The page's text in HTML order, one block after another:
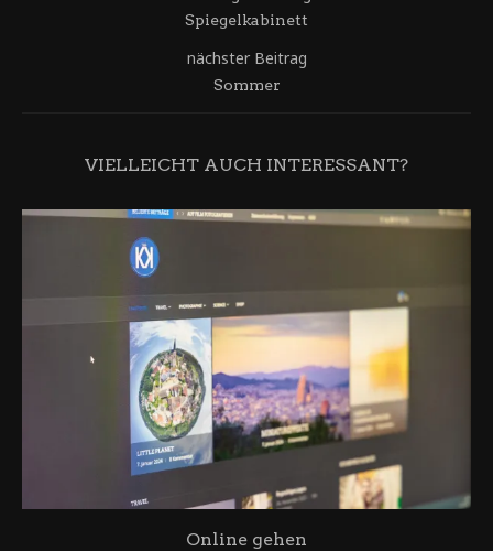
Spiegelkabinett
nächster Beitrag
Sommer
VIELLEICHT AUCH INTERESSANT?
Online gehen